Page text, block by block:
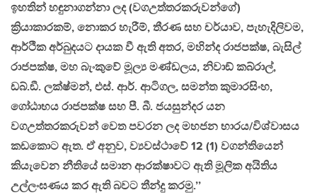
ඉහතින් හඳුනාගන්නා ලද (වගඋත්තරකරුවන්ගේ)
ක්‍රියාකාරකම්, නොකර හැරීම්, තීරණ සහ චර්යාව, පැහැදිලිවම,
ආර්ථික අර්බුදයට දායක වී ඇති අතර, මහින්ද රාජපක්ෂ, බැසිල්
රාජපක්ෂ, මහ බැංකුවේ මූල්‍ය මණ්ඩලය, නිවාඞ් කබ්රාල්,
ඩබ්.ඞී. ලක්ෂ්මන්, එස්. ආර්. ආටිගල, සමන්ත කුමාරසිංහ,
ගෝඨාභය රාජපක්ෂ සහ පී. බී. ජයසුන්දර යන
වගඋත්තරකරුවන් වෙත පවරන ලද මහජන භාරය/විශ්වාසය
කඩකොට ඇත. ඒ අනුව, ව්‍යවස්ථාවේ 12 (1) වගන්තියෙන්
කියැවෙන නීතියේ සමාන ආරක්ෂාවට ඇති මූලික අයිතිය
උල්ලංඝණය කර ඇති බවට තීන්දු කරමු.’’